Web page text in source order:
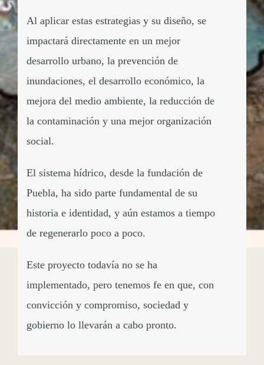
Al aplicar estas estrategias y su diseño, se
impactará directamente en un mejor
desarrollo urbano, la prevención de
inundaciones, el desarrollo económico, la
mejora del medio ambiente, la reducción de
la contaminación y una mejor organización
social.
El sistema hídrico, desde la fundación de
Puebla, ha sido parte fundamental de su
historia e identidad, y aún estamos a tiempo
de regenerarlo poco a poco.
Este proyecto todavía no se ha
implementado, pero tenemos fe en que, con
convicción y compromiso, sociedad y
gobierno lo llevarán a cabo pronto.